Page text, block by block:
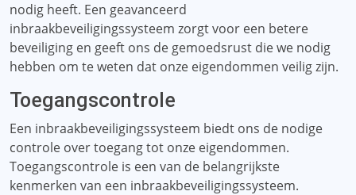
nodig heeft. Een geavanceerd
inbraakbeveiligingssysteem zorgt voor een betere
beveiliging en geeft ons de gemoedsrust die we nodig
hebben om te weten dat onze eigendommen veilig zijn.
Toegangscontrole
Een inbraakbeveiligingssysteem biedt ons de nodige
controle over toegang tot onze eigendommen.
Toegangscontrole is een van de belangrijkste
kenmerken van een inbraakbeveiligingssysteem.